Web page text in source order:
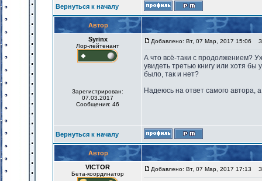
Вернуться к началу
Автор
Syrinx
Лор-лейтенант
Зарегистрирован:
07.03.2017
Сообщения: 46
Добавлено: Вт, 07 Мар, 2017 15:06
А что всё-таки с продолжением?
увидеть третью книгу или хотя бы
было, так и нет?
Надеюсь на ответ самого автора,
Вернуться к началу
Автор
VICTOR
Бета-координатор
Добавлено: Вт, 07 Мар, 2017 17:13